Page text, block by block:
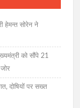
हेमन्त सोरेन ने
को सौंपे 21
दोषियों पर सख्त